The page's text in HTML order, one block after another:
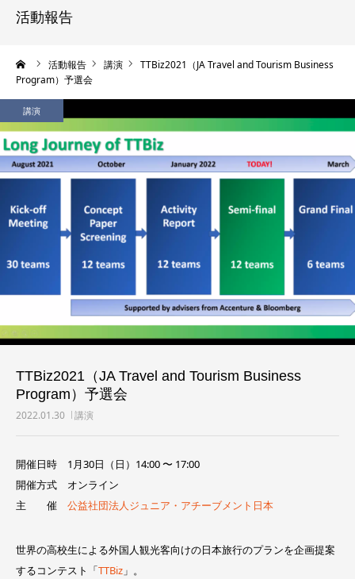
活動報告
活動報告 講演
TTBiz2021（JA Travel and Tourism Business
Program）予選会
講演
TTBiz2021（JA Travel and Tourism Business
Program）予選会
2022.01.30 講演
開催日時 1月30日（日）14:00 〜 17:00
開催方式 オンライン
主 催 公益社団法人ジュニア・アチーブメント日本
世界の高校生による外国人観光客向けの日本旅行のプランを企画提案
するコンテスト「TTBiz 」。
お問い合わせ